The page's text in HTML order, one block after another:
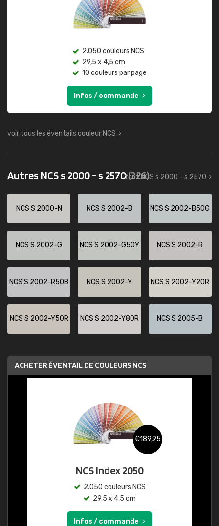
2.050 couleurs NCS
29,5 x 4,5 cm
10 couleurs par page
Infos / commande
voir tous les éventails couleur NCS
Autres NCS s 2000 - s 2570(326)
tout NCS s 2000 - s 2570
NCS S 2000-N NCS S 2002-B NCS S 2002-B50G
NCS S 2002-G NCS S 2002-G50Y NCS S 2002-R
NCS S 2002-R50B NCS S 2002-Y NCS S 2002-Y20R
NCS S 2002-Y50R NCS S 2002-Y80R NCS S 2005-B
ACHETER ÉVENTAIL DE COULEURS NCS
€189,95
NCS Index 2050
2.050 couleurs NCS
29,5 x 4,5 cm
Infos / commande